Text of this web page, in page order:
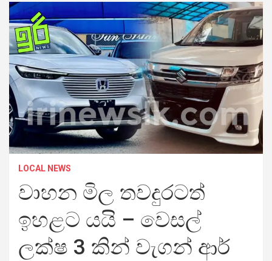
LOCAL NEWS
වාහන මිල තවදුරටත්
ඉහළට යයි – වෙසල්
ලක්ෂ 3 කින් වැගන් ආර්